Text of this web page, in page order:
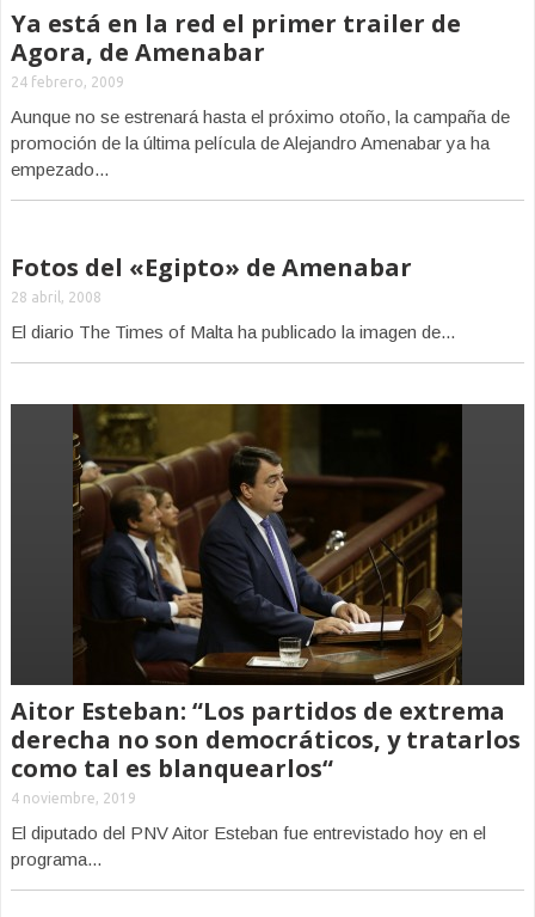
Ya está en la red el primer trailer de
Agora, de Amenabar
24 febrero, 2009
Aunque no se estrenará hasta el próximo otoño, la campaña de
promoción de la última película de Alejandro Amenabar ya ha
empezado...
Fotos del «Egipto» de Amenabar
28 abril, 2008
El diario The Times of Malta ha publicado la imagen de...
Aitor Esteban: “Los partidos de extrema
derecha no son democráticos, y tratarlos
como tal es blanquearlos“
4 noviembre, 2019
El diputado del PNV Aitor Esteban fue entrevistado hoy en el
programa...